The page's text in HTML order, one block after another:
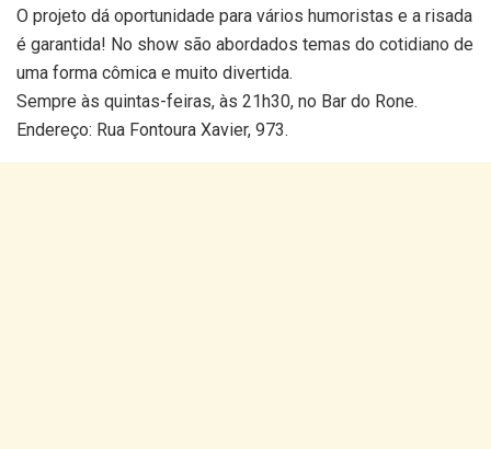
O projeto dá oportunidade para vários humoristas e a risada
é garantida! No show são abordados temas do cotidiano de
uma forma cômica e muito divertida.
Sempre às quintas-feiras, às 21h30, no Bar do Rone.
Endereço: Rua Fontoura Xavier, 973.